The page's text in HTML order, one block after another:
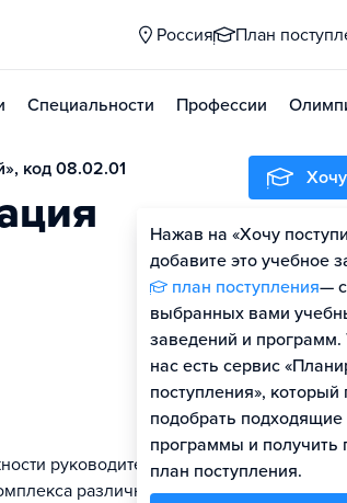
Россия План
Специальности Профессии
код 08.02.01
руководителей
различных
Нажав на «Хочу
добавите это учебное
план поступления—
выбранных вами
заведений и программ.
нас есть сервис
поступления»,
подобрать подходящие
программы и получить
план поступления.